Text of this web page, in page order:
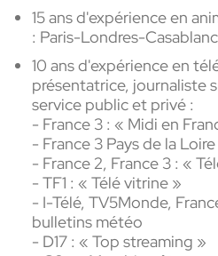
15 ans d'expérience en
: Paris-Londres-
10 ans d'expérience en
présentatrice, journaliste
service public et privé :
- France 3 : « Midi en
- France 3 Pays de la
- France 2, France 3 : «
- TF1 : « Télé vitrine »
- I-Télé, TV5Monde,
bulletins météo
- D17 : « Top streaming »